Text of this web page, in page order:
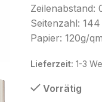
Zeilenabstand:
Seitenzahl:
Papier: 120g/
Lieferzeit: 1-3
Vorrätig